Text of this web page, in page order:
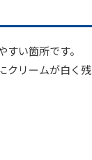
い箇所です。
クリームが白く残